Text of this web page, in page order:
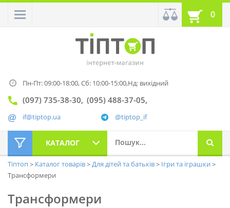
0
Пн-Пт: 09:00-18:00,Сб: 10:00-15:00,Нд: вихідний
(097) 735-38-30 (095) 488-37-05
@tiptop_if
if@tiptop.ua
КАТАЛОГ
Тіптоп Каталог товарів Для дітей та батьків
Ігри та іграшки
Трансформери
Трансформери